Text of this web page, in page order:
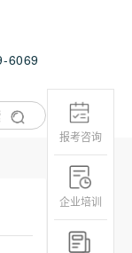
6069
报考咨询
企业培训